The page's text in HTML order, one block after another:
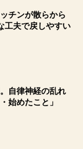
チンが散らから
工夫で戻しやすい
自律神経の乱れ
始めたこと」